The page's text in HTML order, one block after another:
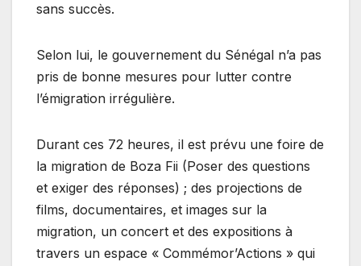
sans succès.
Selon lui, le gouvernement du Sénégal n’a pas
pris de bonne mesures pour lutter contre
l’émigration irrégulière.
Durant ces 72 heures, il est prévu une foire de
la migration de Boza Fii (Poser des questions
et exiger des réponses) ; des projections de
films, documentaires, et images sur la
migration, un concert et des expositions à
travers un espace « Commémor’Actions » qui